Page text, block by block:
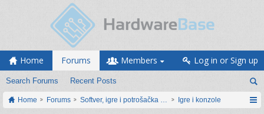
Home Forums
Search Forums Recent Posts
Members Log in or Sign up
Home Forums Softver, igre i potrošačka elektronikaIgre i konzole